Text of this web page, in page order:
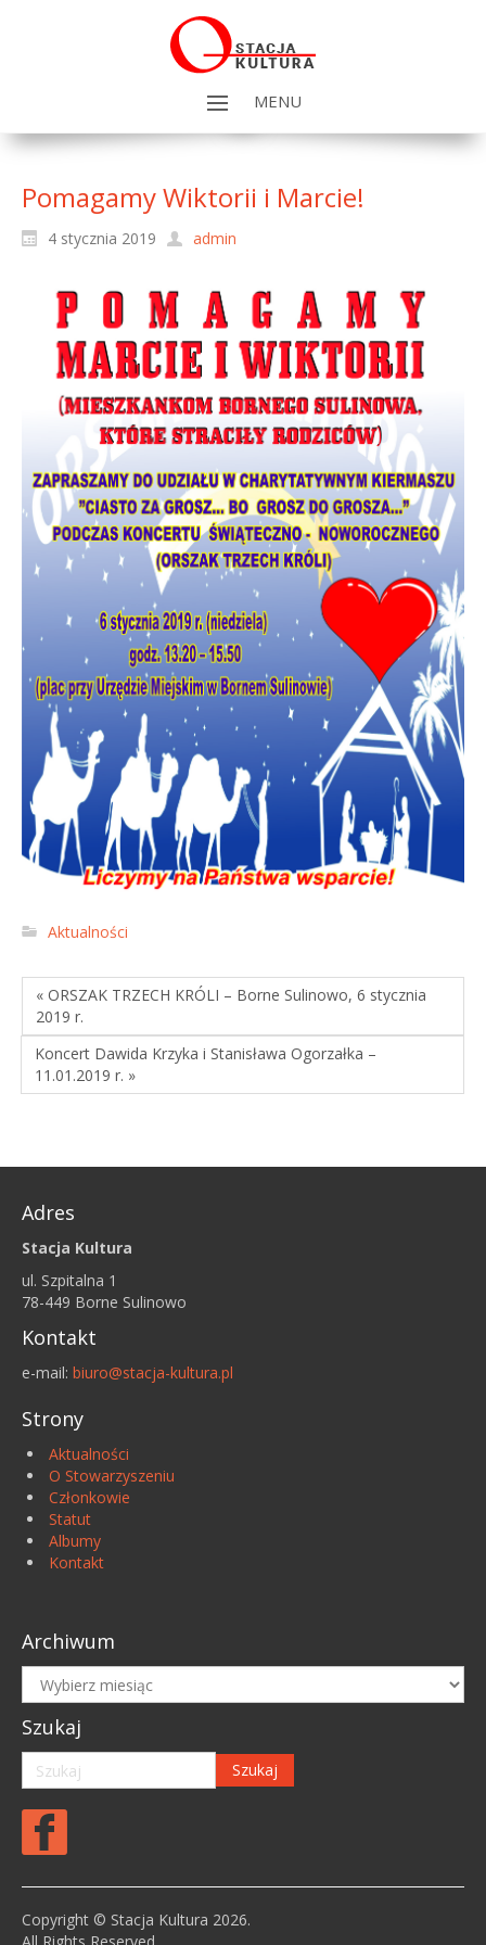
MENU
Pomagamy Wiktorii i Marcie!
4 stycznia 2019 admin
Aktualności
« ORSZAK TRZECH KRÓLI – Borne Sulinowo, 6 stycznia
2019 r.
Koncert Dawida Krzyka i Stanisława Ogorzałka –
11.01.2019 r. »
Adres
Stacja Kultura
ul. Szpitalna 1
78-449 Borne Sulinowo
Kontakt
e-mail: biuro@stacja-kultura.pl
Strony
Aktualności
O Stowarzyszeniu
Członkowie
Statut
Albumy
Kontakt
Archiwum
Archiwum
Szukaj
Copyright © Stacja Kultura 2026.